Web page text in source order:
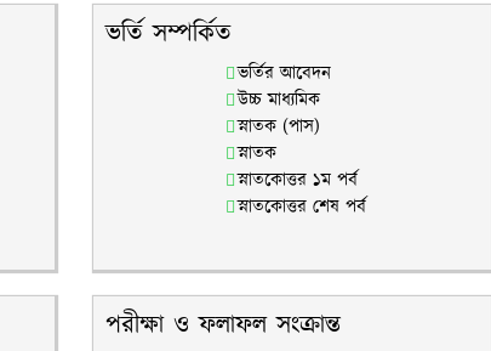
ভর্তি সম্পর্কিত
ভর্তির আবেদন
উচ্চ মাধ্যমিক
স্নাতক (পাস)
স্নাতক
স্নাতকোত্তর ১ম পর্ব
স্নাতকোত্তর শেষ পর্ব
পরীক্ষা ও ফলাফল সংক্রান্ত